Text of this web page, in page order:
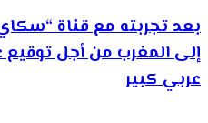
بعد تجربته مع قناة “سكاي
إلى المغرب من أجل
عربي كبير